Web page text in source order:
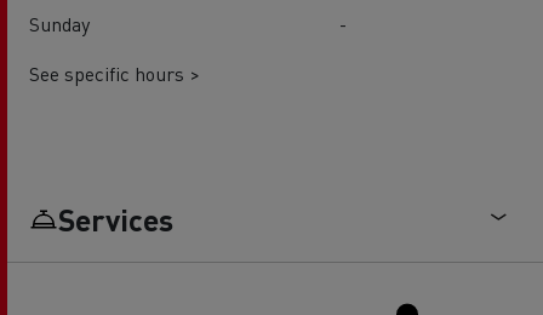
Sunday
-
See specific hours >
Services